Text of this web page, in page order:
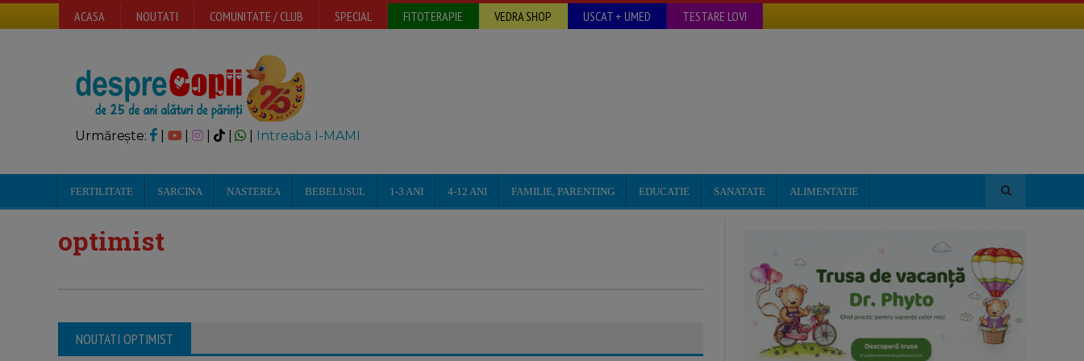
ACASA NOUTATI COMUNITATE / CLUB SPECIAL FITOTERAPIE VEDRA SHOP USCAT + UMED TESTARE LOVI
Urmărește: | | Intreabă I-MAMI
FERTILITATE SARCINA NASTEREA BEBELUSUL 1-3 ANI 4-12 ANI FAMILIE, PARENTING EDUCATIE SANATATE ALIMENTATIE
optimist
NOUTATI OPTIMIST